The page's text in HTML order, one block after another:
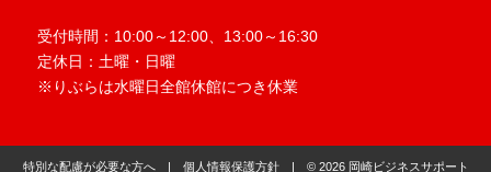
受付時間：10:00～12:00、13:00～16:30
定休日：土曜・日曜
※りぶらは水曜日全館休館につき休業
特別な配慮が必要な方へ | 個人情報保護方針 | © 2026 岡崎ビジネスサポート